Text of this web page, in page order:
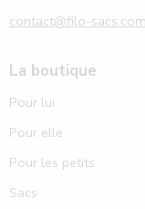
contact@filo-sacs.com
La boutique
Pour lui
Pour elle
Pour les petits
Sacs